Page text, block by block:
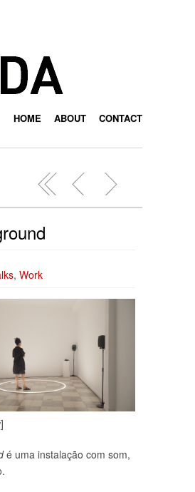
HOME ABOUT CONTACT
, Work
é uma instalação com som,